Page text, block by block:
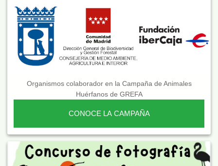
Organismos colaborador en la Campaña de Animales
Huérfanos de GREFA
CONOCE LA CAMPAÑA